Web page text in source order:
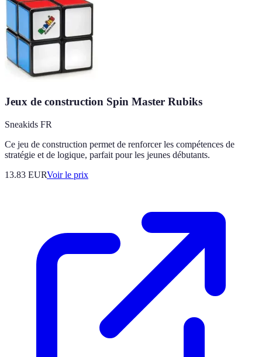
Jeux de construction Spin Master Rubiks
Sneakids FR
Ce jeu de construction permet de renforcer les compétences de
stratégie et de logique, parfait pour les jeunes débutants.
13.83 EURVoir le prix